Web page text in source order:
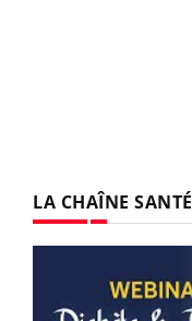
LA CHAÎNE SANTÉ